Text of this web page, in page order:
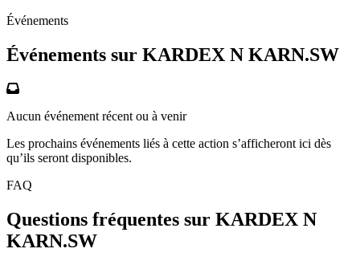
Événements
Événements sur KARDEX N KARN.SW
Aucun événement récent ou à venir
Les prochains événements liés à cette action s’afficheront ici dès
qu’ils seront disponibles.
FAQ
Questions fréquentes sur KARDEX N
KARN.SW